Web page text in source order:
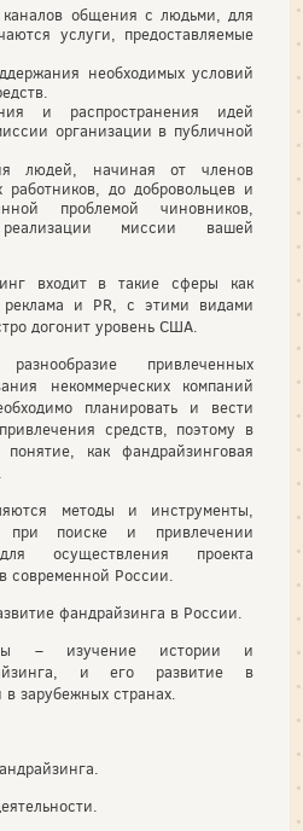
общения с людьми, для
услуги, предоставляемые
необходимых условий
и распространения идей
организации в публичной
людей, начиная от членов
до добровольцев и
проблемой чиновников,
миссии вашей
входит в такие сферы как
реклама и PR, с этими видами
догонит уровень США.
привлеченных
некоммерческих компаний
планировать и вести
средств, поэтому в
как фандрайзинговая
методы и инструменты,
при поиске и привлечении
осуществления проекта
современной России.
фандрайзинга в России.
– изучение истории и
и его развитие в
зарубежных странах.